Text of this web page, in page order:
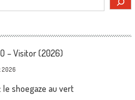
– Visitor (2026)
2026
le shoegaze au vert